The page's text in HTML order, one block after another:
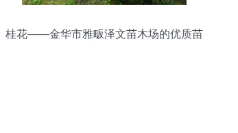
桂花——金华市雅畈泽文苗木场的优质苗